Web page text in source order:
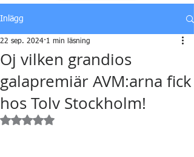
Inlägg
Oj vilken grandios
galapremiär AVM:arna fick
hos Tolv Stockholm!
22 sep. 2024 1 min läsning
Betygsatt till NaN av 5 stjärnor.